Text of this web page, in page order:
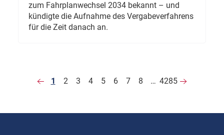
zum Fahrplanwechsel 2034 bekannt – und
kündigte die Aufnahme des Vergabeverfahrens
für die Zeit danach an.
1 2 3 4 5 6 7 8 … 4285